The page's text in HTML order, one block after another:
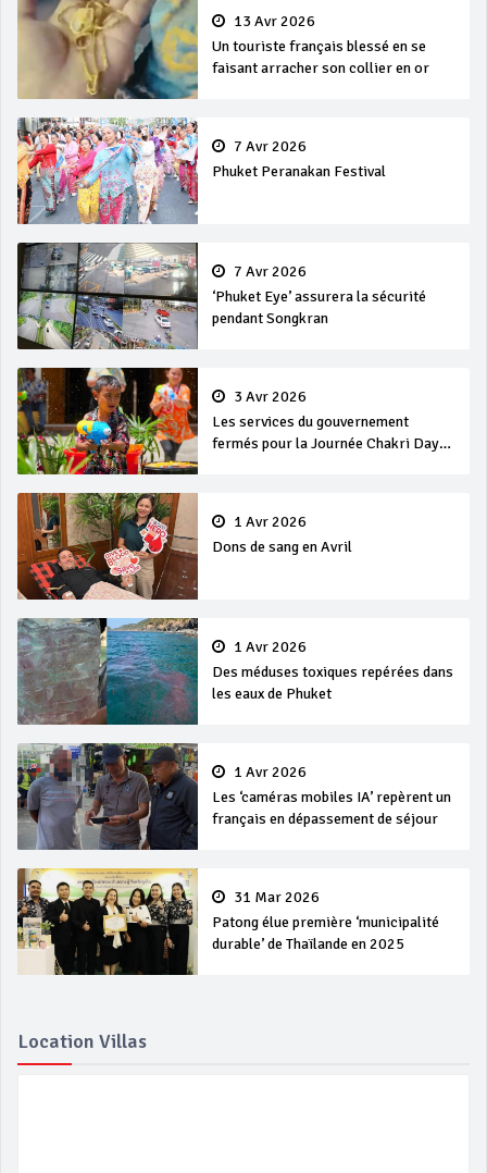
13 Avr 2026
Un touriste français blessé en se
faisant arracher son collier en or
7 Avr 2026
Phuket Peranakan Festival
7 Avr 2026
‘Phuket Eye’ assurera la sécurité
pendant Songkran
3 Avr 2026
Les services du gouvernement
fermés pour la Journée Chakri Day
1 Avr 2026
Dons de sang en Avril
1 Avr 2026
Des méduses toxiques repérées dans
les eaux de Phuket
1 Avr 2026
Les ‘caméras mobiles IA’ repèrent un
français en dépassement de séjour
31 Mar 2026
Patong élue première ‘municipalité
durable’ de Thaïlande en 2025
Location Villas